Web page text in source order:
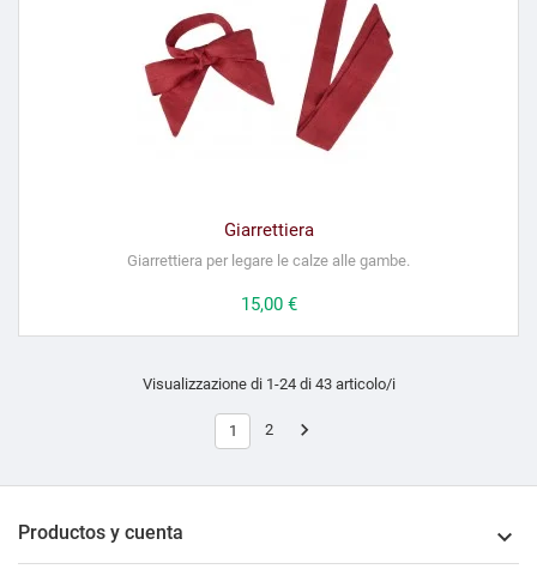
Giarrettiera
Giarrettiera per legare le calze alle gambe.
Prezzo
15,00 €
Visualizzazione di 1-24 di 43 articolo/i
1 2 
Productos y cuenta 